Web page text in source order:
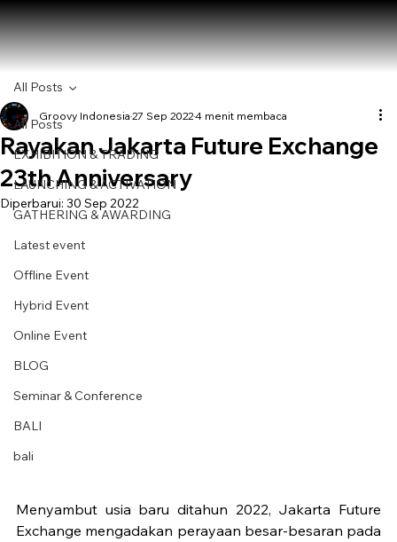
All Posts
EXHIBITION & TRADING
LAUNCHING & ACTIVATION
GATHERING & AWARDING
Latest event
Offline Event
Hybrid Event
Online Event
BLOG
Seminar & Conference
BALI
bali
All Posts
Rayakan Jakarta Future Exchange
23th Anniversary
Groovy Indonesia 27 Sep 20224 menit membaca
Diperbarui: 30 Sep 2022
Menyambut usia baru ditahun 2022, Jakarta Future
Exchange mengadakan perayaan besar-besaran pada